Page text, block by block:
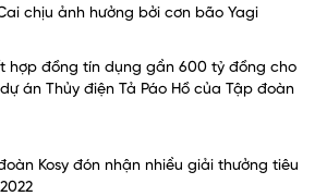
chịu ảnh hưởng bởi cơn bão Yagi
hợp đồng tín dụng gần 600 tỷ đồng cho
án Thủy điện Tả Páo Hồ của Tập đoàn
Kosy đón nhận nhiều giải thưởng tiêu